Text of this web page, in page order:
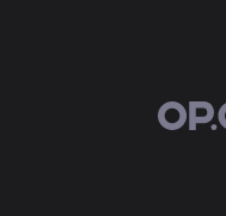
OP.GG